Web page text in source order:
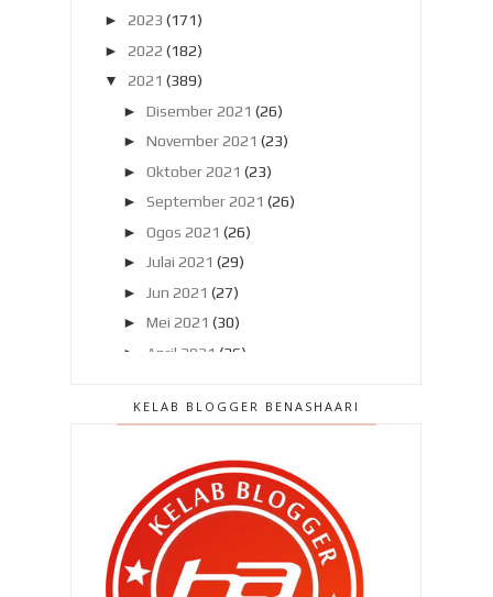
► 2023 (171)
► 2022 (182)
▼
2021 (389)
► Disember 2021 (26)
► November 2021 (23)
► Oktober 2021 (23)
► September 2021 (26)
► Ogos 2021 (26)
►
Julai 2021 (29)
►
Jun 2021 (27)
► Mei 2021 (30)
►
April 2021 (36)
▼ Februari 2021 (42)
Seremban semakin mena...
Mati selepas makan ubat kurus ?
Kesan jika ibu mengandung tidak
mengambil asid fol...
KELAB BLOGGER BENASHAARI